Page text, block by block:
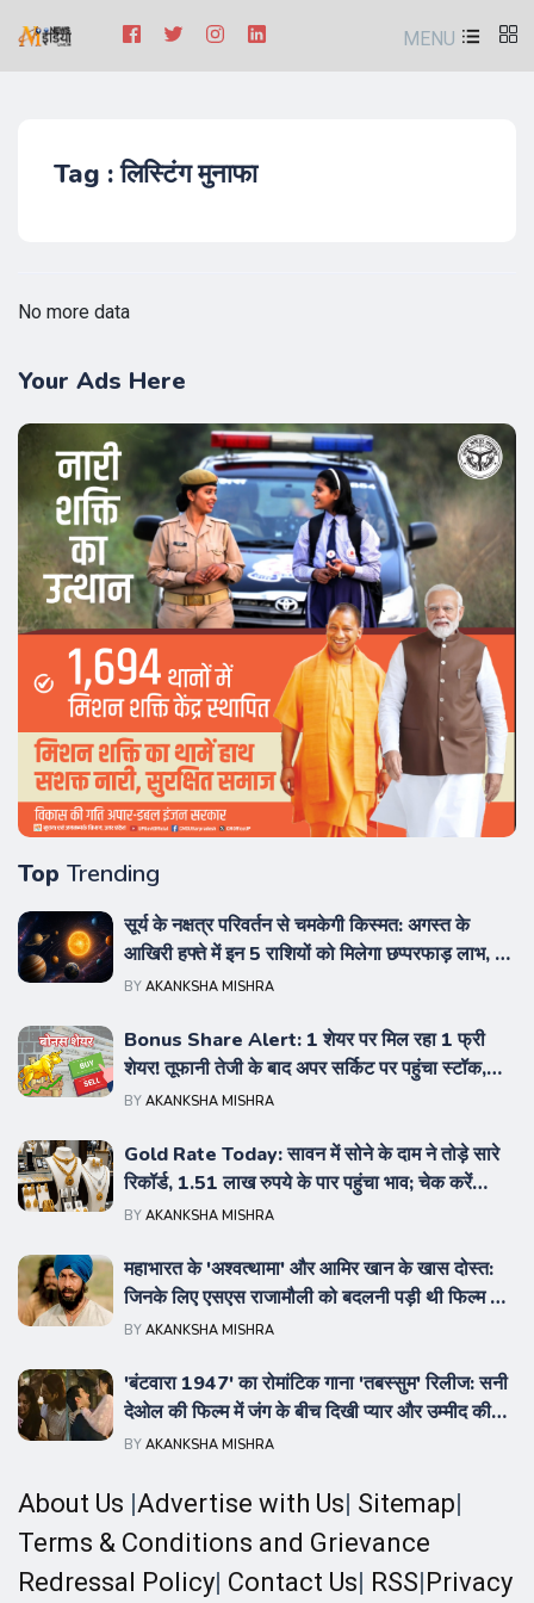
MENU
Tag : लिस्टिंग मुनाफा
No more data
Your Ads Here
Top Trending
सूर्य के नक्षत्र परिवर्तन से चमकेगी किस्मत: अगस्त के
आखिरी हफ्ते में इन 5 राशियों को मिलेगा छप्परफाड़ लाभ, पढ़ें
पूरी भविष्यवाणी
BY AKANKSHA MISHRA
Bonus Share Alert: 1 शेयर पर मिल रहा 1 फ्री
शेयर! तूफानी तेजी के बाद अपर सर्किट पर पहुंचा स्टॉक,
निवेशक गदगद
BY AKANKSHA MISHRA
Gold Rate Today: सावन में सोने के दाम ने तोड़े सारे
रिकॉर्ड, 1.51 लाख रुपये के पार पहुंचा भाव; चेक करें
दिल्ली-यूपी का ताजा रेट
BY AKANKSHA MISHRA
महाभारत के 'अश्वत्थामा' और आमिर खान के खास दोस्त:
जिनके लिए एसएस राजामौली को बदलनी पड़ी थी फिल्म की
स्क्रिप्ट
BY AKANKSHA MISHRA
'बंटवारा 1947' का रोमांटिक गाना 'तबस्सुम' रिलीज: सनी
देओल की फिल्म में जंग के बीच दिखी प्यार और उम्मीद की
झलक
BY AKANKSHA MISHRA
About Us Advertise with Us Sitemap
Terms & Conditions and Grievance
Redressal Policy Contact Us RSS Privacy